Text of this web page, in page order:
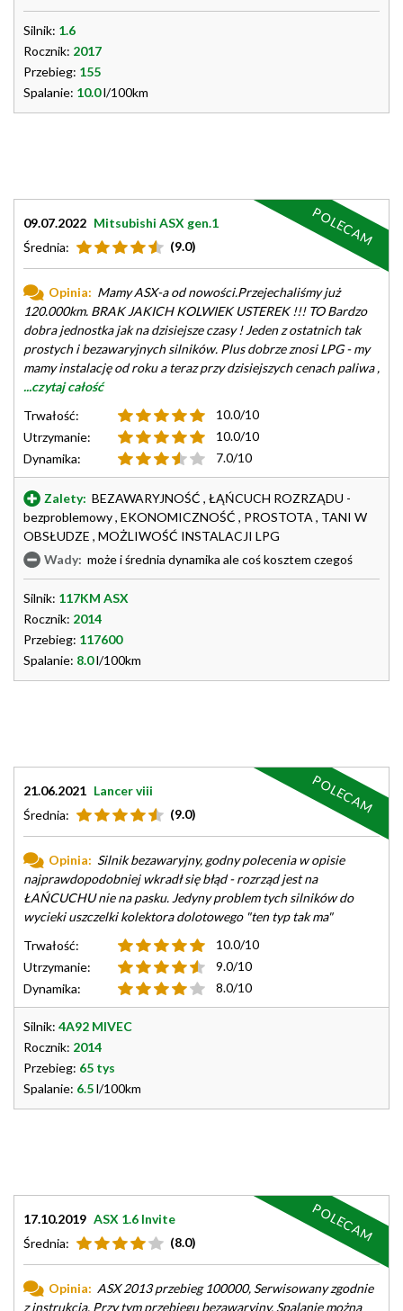
Silnik: 1.6
Rocznik: 2017
Przebieg: 155
Spalanie: 10.0l/100km
09.07.2022 Mitsubishi ASX gen.1
Średnia:
(9.0)
Opinia: Mamy ASX-a od nowości.Przejechaliśmy już
120.000km. BRAK JAKICH KOLWIEK USTEREK !!! TO Bardzo
dobra jednostka jak na dzisiejsze czasy ! Jeden z ostatnich tak
prostych i bezawaryjnych silników. Plus dobrze znosi LPG - my
mamy instalację od roku a teraz przy dzisiejszych cenach paliwa ,
...czytaj całość
Trwałość:
10.0/10
Utrzymanie:
10.0/10
Dynamika:
7.0/10
Zalety: BEZAWARYJNOŚĆ , ŁĄŃCUCH ROZRZĄDU -
bezproblemowy , EKONOMICZNOŚĆ , PROSTOTA , TANI W
OBSŁUDZE , MOŻLIWOŚĆ INSTALACJI LPG
Wady: może i średnia dynamika ale coś kosztem czegoś
Silnik: 117KM ASX
Rocznik: 2014
Przebieg: 117600
Spalanie: 8.0l/100km
POLECAM
21.06.2021 Lancer viii
Średnia:
(9.0)
Opinia: Silnik bezawaryjny, godny polecenia w opisie
najprawdopodobniej wkradł się błąd - rozrząd jest na
ŁAŃCUCHU nie na pasku. Jedyny problem tych silników do
wycieki uszczelki kolektora dolotowego "ten typ tak ma"
Trwałość:
10.0/10
Utrzymanie:
9.0/10
Dynamika:
8.0/10
Silnik: 4A92 MIVEC
Rocznik: 2014
Przebieg: 65 tys
Spalanie: 6.5l/100km
POLECAM
17.10.2019 ASX 1.6 Invite
Średnia:
(8.0)
Opinia: ASX 2013 przebieg 100000, Serwisowany zgodnie
z instrukcją. Przy tym przebiegu bezawaryjny. Spalanie można
POLECAM